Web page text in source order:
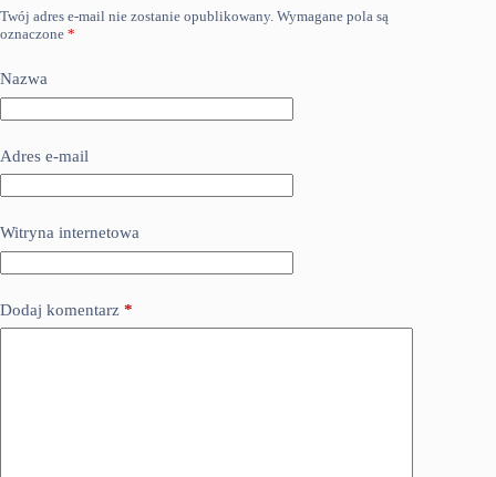
Twój adres e-mail nie zostanie opublikowany. Wymagane pola są
oznaczone *
Nazwa
Adres e-mail
Witryna internetowa
Dodaj komentarz *